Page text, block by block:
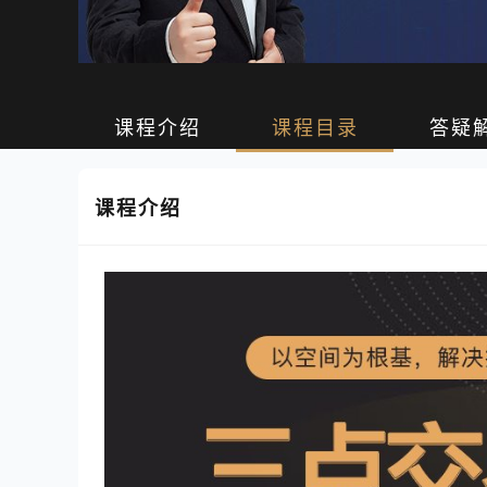
课程介绍 课程目录 答疑
课程介绍